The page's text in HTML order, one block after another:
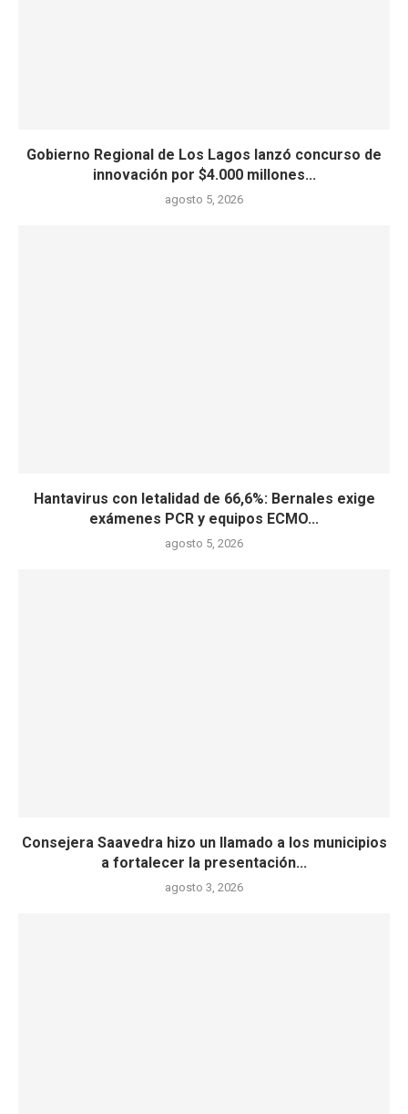
Gobierno Regional de Los Lagos lanzó concurso de
innovación por $4.000 millones...
agosto 5, 2026
Hantavirus con letalidad de 66,6%: Bernales exige
exámenes PCR y equipos ECMO...
agosto 5, 2026
Consejera Saavedra hizo un llamado a los municipios
a fortalecer la presentación...
agosto 3, 2026